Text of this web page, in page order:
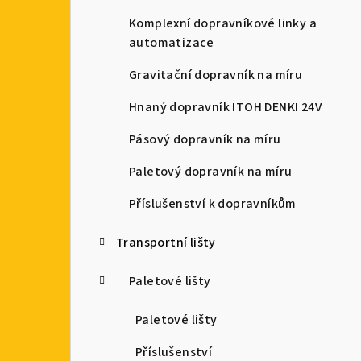
Komplexní dopravníkové linky a
automatizace
Gravitační dopravník na míru
Hnaný dopravník ITOH DENKI 24V
Pásový dopravník na míru
Paletový dopravník na míru
Příslušenství k dopravníkům
Transportní lišty
Paletové lišty
Paletové lišty
Příslušenství